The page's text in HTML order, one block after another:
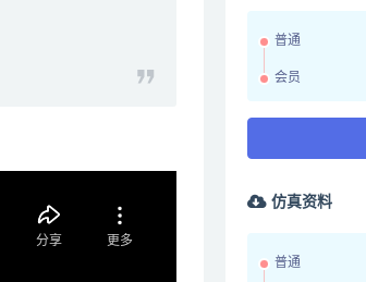
普通
会员
仿真资料
普通